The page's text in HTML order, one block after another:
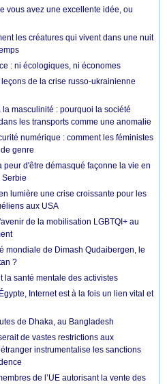
vous avez une excellente idée, ou
les créatures qui vivent dans une nuit
: ni écologiques, ni économes
de la crise russo-ukrainienne
masculinité : pourquoi la société
les transports comme une anomalie
numérique : comment les féministes
genre
d'être démasqué façonne la vie en
Serbie
lumière une crise croissante pour les
aux USA
de la mobilisation LGBTQI+ au
mondiale de Dimash Qudaibergen, le
?
la santé mentale des activistes
Internet est à la fois un lien vital et
de Dhaka, au Bangladesh
de vastes restrictions aux
instrumentalise les sanctions
de l’UE autorisant la vente des